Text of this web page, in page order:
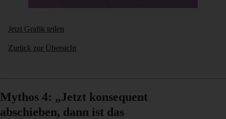
Jetzt Grafik teilen
Zurück zur Übersicht
Mythos 4: „Jetzt konsequent
abschieben, dann ist das